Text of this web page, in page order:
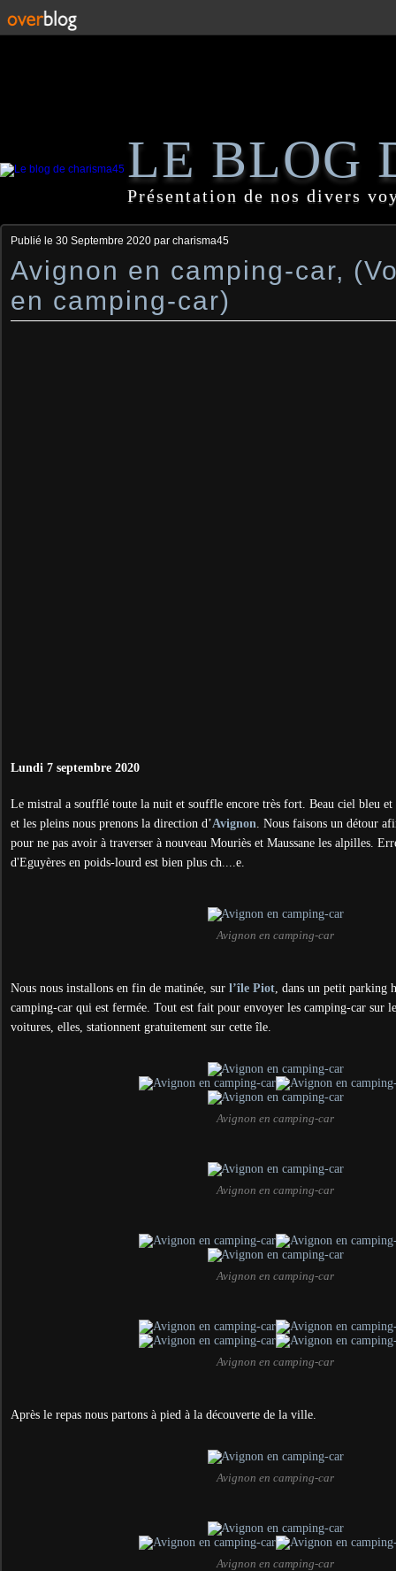
LE BLOG
Présentation de nos divers
Publié le 30 Septembre 2020 par charisma45
Avignon en camping-car,
en camping-car)
Lundi 7 septembre 2020
Le mistral a soufflé toute la nuit et souffle encore très fort. Beau ciel bleu et
et les pleins nous prenons la direction d’Avignon. Nous faisons un détour
pour ne pas avoir à traverser à nouveau Mouriès et Maussane les alpilles.
d'Eguyères en poids-lourd est bien plus ch....e.
Avignon en camping-car
Nous nous installons en fin de matinée, sur l’île Piot, dans un petit parking
camping-car qui est fermée. Tout est fait pour envoyer les camping-car sur
voitures, elles, stationnent gratuitement sur cette île.
Avignon en camping-car
Avignon en camping-car
Avignon en camping-car
Avignon en camping-car
Après le repas nous partons à pied à la découverte de la ville.
Avignon en camping-car
Avignon en camping-car